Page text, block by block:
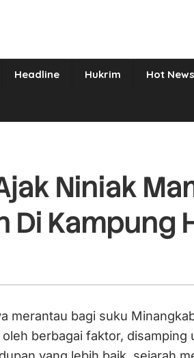
Headline Hukrim Hot News
Niniak
Di Kampung
merantau bagi suku
berbagai faktor, disamping